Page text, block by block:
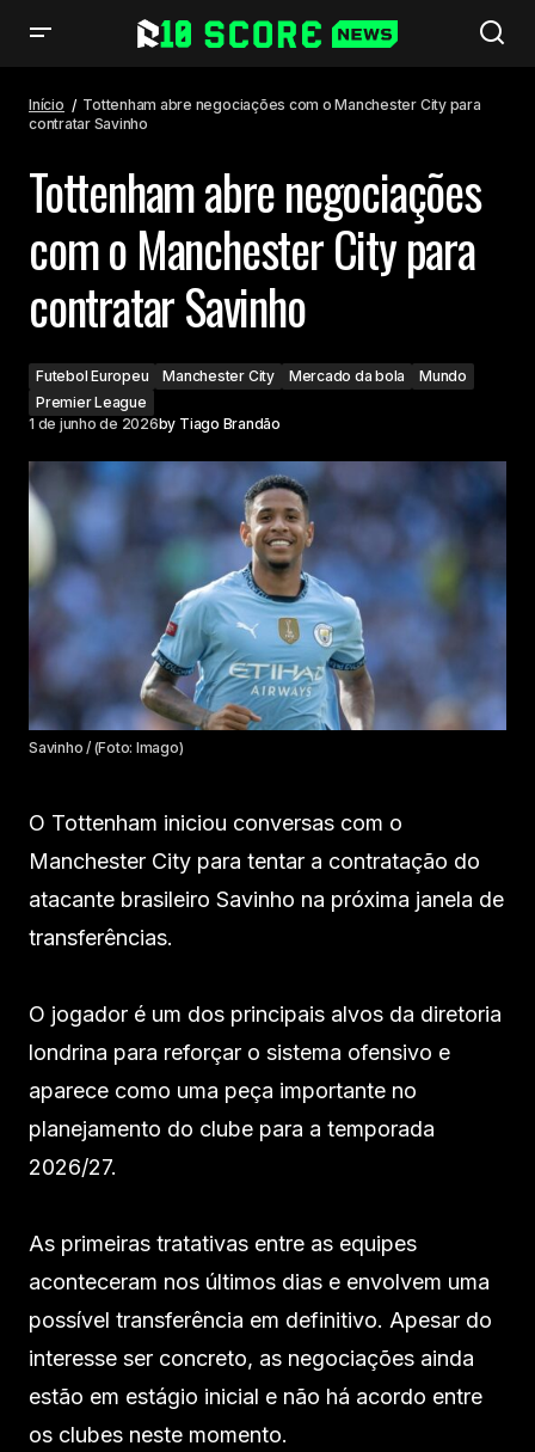
Savinho
Início
Tottenham abre negociações com o Manchester City para
contratar Savinho
Tottenham abre negociações
com o Manchester City para
contratar Savinho
Futebol Europeu Manchester City Mercado da bola
Mundo
Premier League
1 de junho de 2026by Tiago Brandão
Savinho / (Foto: Imago)
O Tottenham iniciou conversas com o
Manchester City para tentar a contratação do
atacante brasileiro Savinho na próxima janela de
transferências.
O jogador é um dos principais alvos da diretoria
londrina para reforçar o sistema ofensivo e
aparece como uma peça importante no
planejamento do clube para a temporada
2026/27.
As primeiras tratativas entre as equipes
aconteceram nos últimos dias e envolvem uma
possível transferência em definitivo. Apesar do
interesse ser concreto, as negociações ainda
estão em estágio inicial e não há acordo entre
os clubes neste momento.